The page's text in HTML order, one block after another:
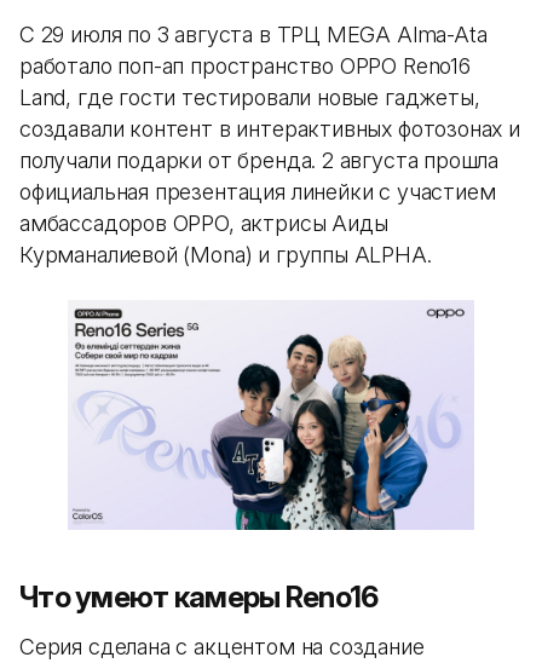
С 29 июля по 3 августа в ТРЦ MEGA Alma-Ata
работало поп-ап пространство OPPO Reno16
Land, где гости тестировали новые гаджеты,
создавали контент в интерактивных фотозонах и
получали подарки от бренда. 2 августа прошла
официальная презентация линейки с участием
амбассадоров OPPO, актрисы Аиды
Курманалиевой (Mona) и группы ALPHA.
Что умеют камеры Reno16
Серия сделана с акцентом на создание